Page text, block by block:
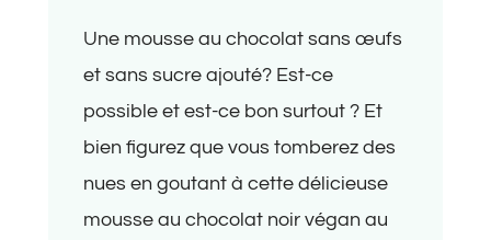
Une mousse au chocolat sans œufs
et sans sucre ajouté? Est-ce
possible et est-ce bon surtout ? Et
bien figurez que vous tomberez des
nues en goutant à cette délicieuse
mousse au chocolat noir végan au